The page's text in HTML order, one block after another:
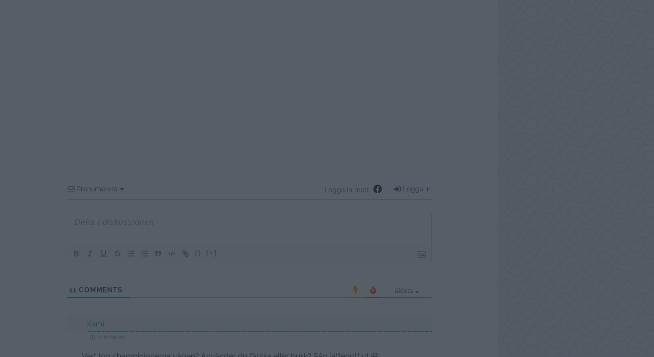
Prenumerera Logga in med Logga in
{} [+]
11 COMMENTS äldsta
Kami
12 år sedan